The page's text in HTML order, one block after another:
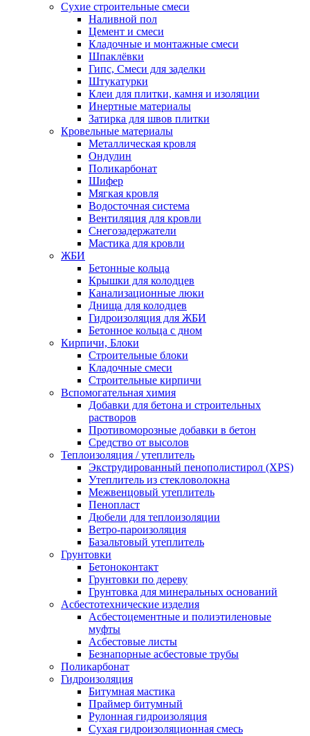
Сухие строительные смеси
Наливной пол
Цемент и смеси
Кладочные и монтажные смеси
Шпаклёвки
Гипс, Смеси для заделки
Штукатурки
Клеи для плитки, камня и изоляции
Инертные материалы
Затирка для швов плитки
Кровельные материалы
Металлическая кровля
Ондулин
Поликарбонат
Шифер
Мягкая кровля
Водосточная система
Вентиляция для кровли
Снегозадержатели
Мастика для кровли
ЖБИ
Бетонные кольца
Крышки для колодцев
Канализационные люки
Днища для колодцев
Гидроизоляция для ЖБИ
Бетонное кольца с дном
Кирпичи, Блоки
Строительные блоки
Кладочные смеси
Строительные кирпичи
Вспомогательная химия
Добавки для бетона и строительных
растворов
Противоморозные добавки в бетон
Средство от высолов
Теплоизоляция / утеплитель
Экструдированный пенополистирол (XPS)
Утеплитель из стекловолокна
Межвенцовый утеплитель
Пенопласт
Дюбели для теплоизоляции
Ветро-пароизоляция
Базальтовый утеплитель
Грунтовки
Бетоноконтакт
Грунтовки по дереву
Грунтовка для минеральных оснований
Асбестотехнические изделия
Асбестоцементные и полиэтиленовые
муфты
Асбестовые листы
Безнапорные асбестовые трубы
Поликарбонат
Гидроизоляция
Битумная мастика
Праймер битумный
Рулонная гидроизоляция
Сухая гидроизоляционная смесь